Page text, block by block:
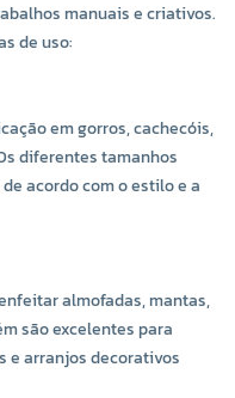
manuais e criativos.
de uso:
em gorros, cachecóis,
diferentes tamanhos
acordo com o estilo e a
almofadas, mantas,
são excelentes para
e arranjos decorativos